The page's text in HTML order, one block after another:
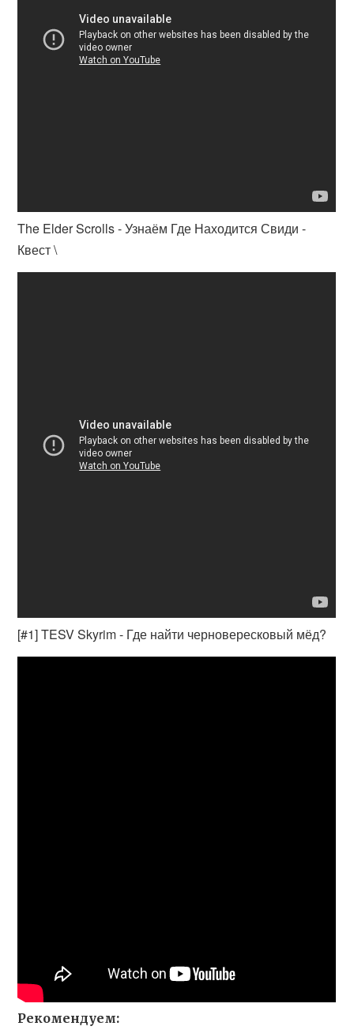
The Elder Scrolls - Узнаём Где Находится Свиди -
Квест \
[#1] TESV Skyrim - Где найти черновересковый мёд?
Рекомендуем: